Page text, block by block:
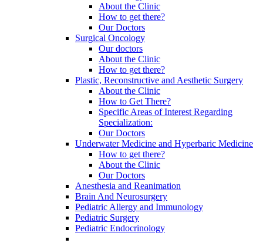
About the Clinic
How to get there?
Our Doctors
Surgical Oncology
Our doctors
About the Clinic
How to get there?
Plastic, Reconstructive and Aesthetic Surgery
About the Clinic
How to Get There?
Specific Areas of Interest Regarding
Specialization:
Our Doctors
Underwater Medicine and Hyperbaric Medicine
How to get there?
About the Clinic
Our Doctors
Anesthesia and Reanimation
Brain And Neurosurgery
Pediatric Allergy and Immunology
Pediatric Surgery
Pediatric Endocrinology